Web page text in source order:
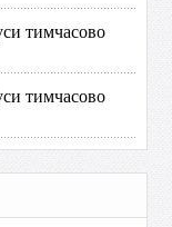
тимчасово
тимчасово